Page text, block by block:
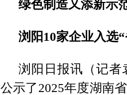
绿色制造又添新示
浏阳10家企业入选
浏阳日报讯（记者
公示了2025年度湖南